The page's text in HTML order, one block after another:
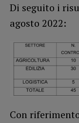
Di seguito i
agosto 2022:
Con